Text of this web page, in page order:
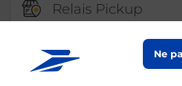
Ne
Relais Pickup
CONSIGNE
jusqu'à 23h59